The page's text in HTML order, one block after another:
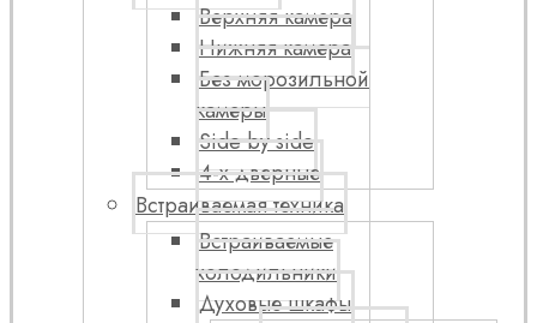
Верхняя камера
Нижняя камера
Без морозильной
камеры
Side by side
4-х дверные
Встраиваемая техника
Встраиваемые
холодильники
Духовые шкафы